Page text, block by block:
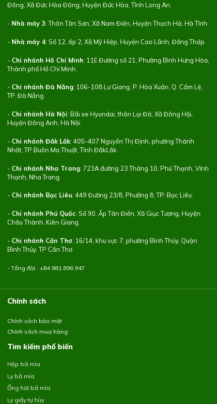
Đông, Xã Đức Hòa Đông, Huyện Đức Hòa, Tỉnh Long An.
- Nhà máy 3: Thôn Tân Sơn, Xã Nam Điền, Huyện Thạch Hà, Hà Tĩnh.
- Nhà máy 4: Số 12, ấp 2, Xã Mỹ Hiệp, Huyện Cao Lãnh, Đồng Tháp.
- Chi nhánh Hồ Chí Minh: 11E Đường số 21, Phường Bình Hưng Hòa,
Thành phố Hồ Chí Minh.
- Chi nhánh Đà Nẵng: 106-108 Lư Giang, P. Hòa Xuân, Q. Cẩm Lệ,
TP. Đà Nẵng.
- Chi nhánh Hà Nội: Bãi xe Hyundai, thôn Lại Đà, Xã Đông Hội,
Huyện Đông Anh, Hà Nội.
- Chi nhánh Đắk Lắk: 405-407 Nguyễn Thị Định, phường Thành
Nhất, TP Buôn Ma Thuột, Tỉnh ĐắkLắk.
- Chi nhánh Nha Trang: 723A đường 23 Tháng 10, Phú Thạnh, Vĩnh
Thạnh, Nha Trang.
- Chi nhánh Bạc Liêu: 449 Đường 23/8, Phường 8, TP. Bạc Liêu.
- Chi nhánh Phú Quốc: Số 90. Ấp Tân Điền, Xã Giục Tượng, Huyện
Châu Thành, Kiên Giang.
- Chi nhánh Cần Thơ: 16/14, khu vực 7, phường Bình Thủy, Quận
Bình Thủy, TP Cần Thơ.
- Tổng đài : +84 981 896 947
Chính sách
Chính sách bảo mật
Chính sách mua hàng
Tìm kiếm phổ biến
Hộp bã mía
Ly bã mía
Ống hút bã mía
Ly giấy tự hủy